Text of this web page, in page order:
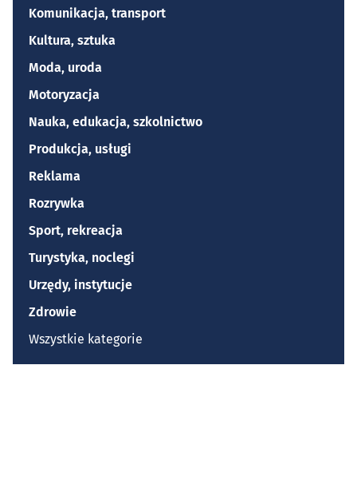
Komunikacja, transport
Kultura, sztuka
Moda, uroda
Motoryzacja
Nauka, edukacja, szkolnictwo
Produkcja, usługi
Reklama
Rozrywka
Sport, rekreacja
Turystyka, noclegi
Urzędy, instytucje
Zdrowie
Wszystkie kategorie